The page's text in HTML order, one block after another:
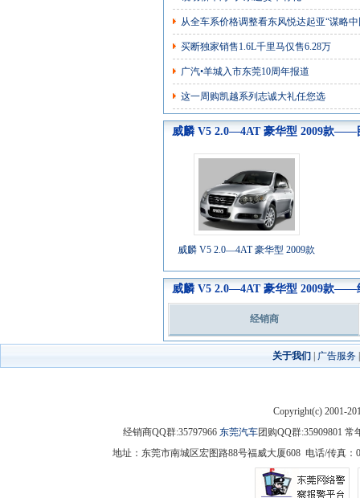
从全车系价格调整看东风悦达起亚“谋略中
买断独家销售1.6L千里马仅售6.28万
广汽•羊城入市东莞10周年报道
这一周购凯越系列志诚大礼任您选
威麟 V5 2.0—4AT 豪华型 2009款——
威麟 V5 2.0—4AT 豪华型 2009款
威麟 V5 2.0—4AT 豪华型 2009款——
经销商
关于我们 广告服务
Copyright(c) 2001-
经销商QQ群:35797966 东莞汽车团购QQ群:35909801
地址：东莞市南城区宏图路88号福威大厦608 电话/传真：